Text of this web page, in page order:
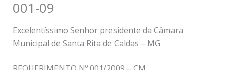
001-09
Excelentíssimo Senhor presidente da Câmara
Municipal de Santa Rita de Caldas – MG